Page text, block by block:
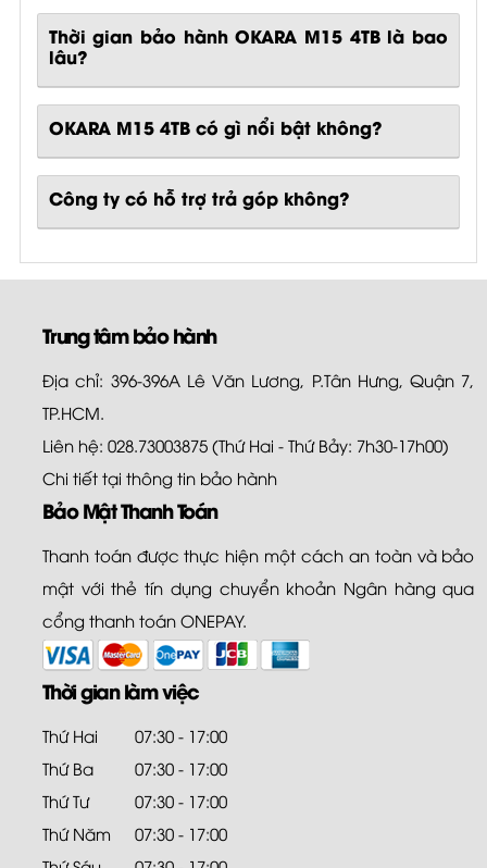
Thời gian bảo hành OKARA M15 4TB là bao
lâu?
OKARA M15 4TBcó gì nổi bật không?
Công ty có hỗ trợ trả góp không?
Trung tâm bảo hành
Địa chỉ: 396-396A Lê Văn Lương, P.Tân Hưng, Quận 7,
TP.HCM.
Liên hệ: 028.73003875 (Thứ Hai - Thứ Bảy: 7h30-17h00)
Chi tiết tại thông tin bảo hành
Bảo Mật Thanh Toán
Thanh toán được thực hiện một cách an toàn và bảo
mật với thẻ tín dụng chuyển khoản Ngân hàng qua
cổng thanh toán ONEPAY.
Thời gian làm việc
Thứ Hai
07:30 - 17:00
Thứ Ba
07:30 - 17:00
Thứ Tư
07:30 - 17:00
Thứ Năm
07:30 - 17:00